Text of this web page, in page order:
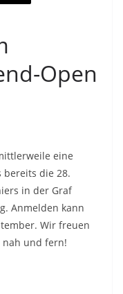
Open
eine
bereits die 28.
in der Graf
Anmelden kann
Wir freuen
nah und fern!